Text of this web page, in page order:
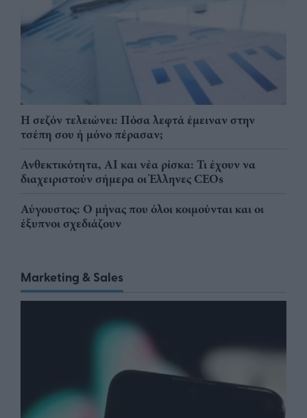
Η σεζόν τελειώνει: Πόσα λεφτά έμειναν στην
τσέπη σου ή μόνο πέρασαν;
Ανθεκτικότητα, AI και νέα ρίσκα: Τι έχουν να
διαχειριστούν σήμερα οι Έλληνες CEOs
Αύγουστος: Ο μήνας που όλοι κοιμούνται και οι
έξυπνοι σχεδιάζουν
Marketing & Sales